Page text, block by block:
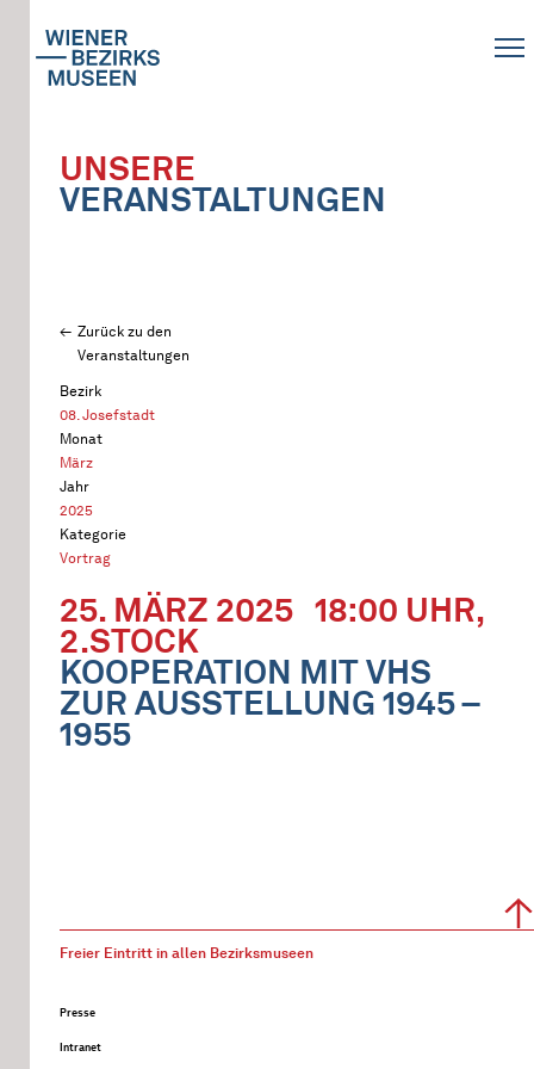
UNSERE
VERANSTALTUNGEN
Zurück zu den
Veranstaltungen
Bezirk
08. Josefstadt
Monat
März
Jahr
2025
Kategorie
Vortrag
25. MÄRZ 2025 18:00 UHR,
2.STOCK
KOOPERATION MIT VHS
ZUR AUSSTELLUNG 1945 –
1955
Freier Eintritt in allen Bezirksmuseen
Presse
Intranet